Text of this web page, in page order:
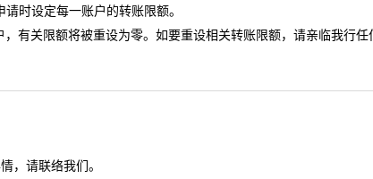
时设定每一账户的转账限额。
有关限额将被重设为零。如要重设相关转账限额，请亲临我行任
，请联络我们。